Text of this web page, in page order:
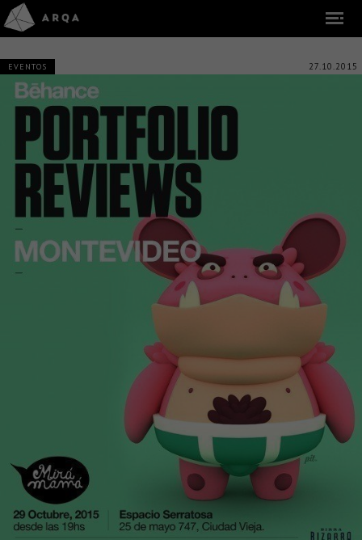
EVENTOS 27.10.2015